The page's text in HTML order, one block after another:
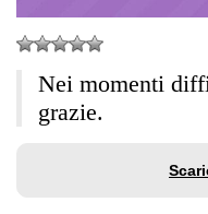
Nei momenti
grazie.